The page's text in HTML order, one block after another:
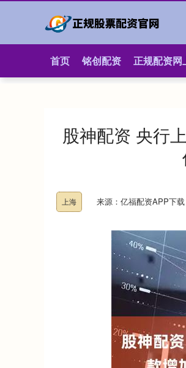
首页 铭创配资 正规配资网
股神配资 央行
上海 来源：亿福配资APP下载